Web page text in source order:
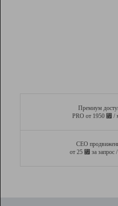
Премиум
PRO от 1950 ⃏ /
СЕО
от 25 ⃏ за запрос